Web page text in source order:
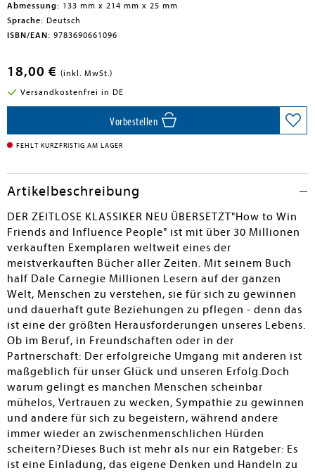
Abmessung: 133 mm x 214 mm x 25 mm
Sprache: Deutsch
ISBN/EAN: 9783690661096
18,00 € (inkl. MwSt.)
Versandkostenfrei in DE
Vorbestellen
FEHLT KURZFRISTIG AM LAGER
Artikelbeschreibung
DER ZEITLOSE KLASSIKER NEU ÜBERSETZT"How to Win
Friends and Influence People" ist mit über 30 Millionen
verkauften Exemplaren weltweit eines der
meistverkauften Bücher aller Zeiten. Mit seinem Buch
half Dale Carnegie Millionen Lesern auf der ganzen
Welt, Menschen zu verstehen, sie für sich zu gewinnen
und dauerhaft gute Beziehungen zu pflegen - denn das
ist eine der größten Herausforderungen unseres Lebens.
Ob im Beruf, in Freundschaften oder in der
Partnerschaft: Der erfolgreiche Umgang mit anderen ist
maßgeblich für unser Glück und unseren Erfolg.Doch
warum gelingt es manchen Menschen scheinbar
mühelos, Vertrauen zu wecken, Sympathie zu gewinnen
und andere für sich zu begeistern, während andere
immer wieder an zwischenmenschlichen Hürden
scheitern?Dieses Buch ist mehr als nur ein Ratgeber: Es
ist eine Einladung, das eigene Denken und Handeln zu